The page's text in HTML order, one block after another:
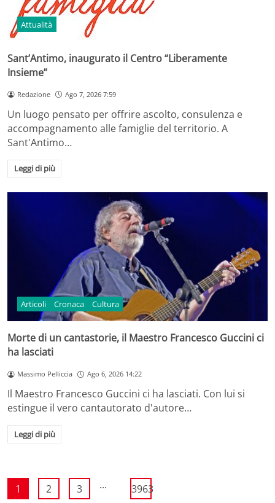
Attualità
Sant’Antimo, inaugurato il Centro “Liberamente
Insieme”
Redazione Ago 7, 2026 7:59
Un luogo pensato per offrire ascolto, consulenza e
accompagnamento alle famiglie del territorio. A
Sant'Antimo…
Leggi di più
Articoli Cronaca Cultura
Morte di un cantastorie, il Maestro Francesco Guccini ci
ha lasciati
Massimo Pelliccia Ago 6, 2026 14:22
Il Maestro Francesco Guccini ci ha lasciati. Con lui si
estingue il vero cantautorato d'autore…
Leggi di più
1 2 3 ... 3963